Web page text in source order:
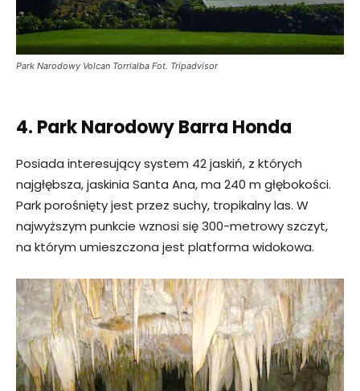
Park Narodowy Volcan Torrialba Fot. Tripadvisor
4. Park Narodowy Barra Honda
Posiada interesujący system 42 jaskiń, z których
najgłębsza, jaskinia Santa Ana, ma 240 m głębokości.
Park porośnięty jest przez suchy, tropikalny las. W
najwyższym punkcie wznosi się 300-metrowy szczyt,
na którym umieszczona jest platforma widokowa.